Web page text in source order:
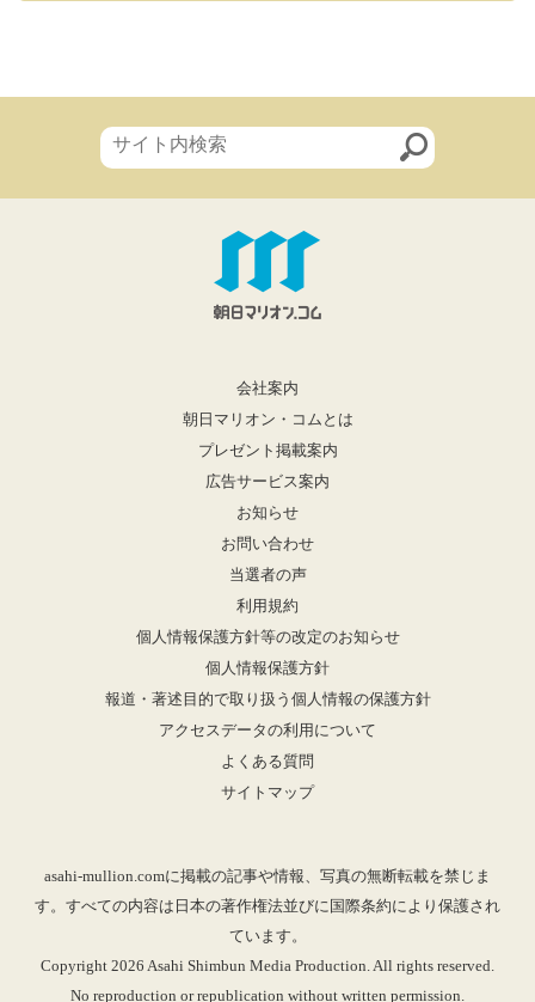
会社案内
朝日マリオン・コムとは
プレゼント掲載案内
広告サービス案内
お知らせ
お問い合わせ
当選者の声
利用規約
個人情報保護方針等の改定のお知らせ
個人情報保護方針
報道・著述目的で取り扱う個人情報の保護方針
アクセスデータの利用について
よくある質問
サイトマップ
asahi-mullion.comに掲載の記事や情報、写真の無断転載を禁じま
す。すべての内容は日本の著作権法並びに国際条約により保護され
ています。
Copyright 2026 Asahi Shimbun Media Production. All rights reserved.
No reproduction or republication without written permission.